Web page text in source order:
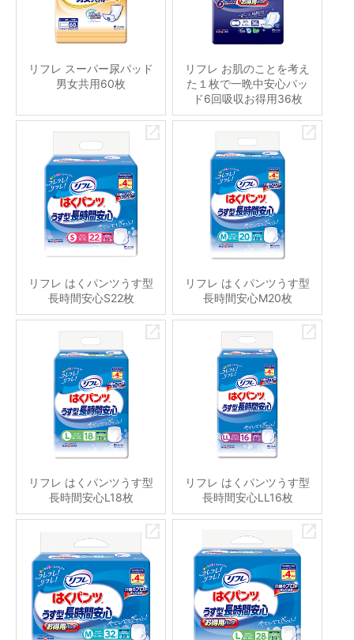
リフレ スーパー尿パッド
男女共用60枚
リフレ お肌のことを考え
た１枚で一晩中安心パッ
ド6回吸収お得用36枚
リフレ はくパンツうす型
長時間安心S22枚
リフレ はくパンツうす型
長時間安心M20枚
リフレ はくパンツうす型
長時間安心L18枚
リフレ はくパンツうす型
長時間安心LL16枚